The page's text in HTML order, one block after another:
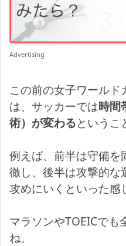
Advertising
この前の女子ワール
は、サッカーでは時間
術）が変わるというこ
例えば、前半は守備を
徹し、後半は攻撃的な
攻めにいくといった感
マラソンやTOEICでも
ね。